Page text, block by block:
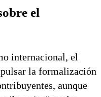
el
internacional, el
la formalización
aunque